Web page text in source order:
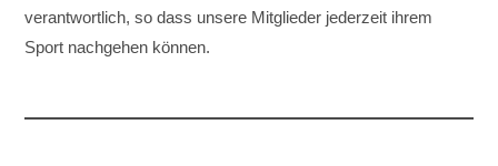
verantwortlich, so dass unsere Mitglieder jederzeit ihrem
Sport nachgehen können.